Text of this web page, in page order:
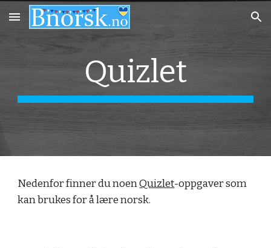
Skip to main content Skip to navigation
Quizlet
Nedenfor finner du noen Quizlet-oppgaver som
kan brukes for å lære norsk.